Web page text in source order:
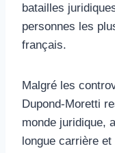
batailles
personnes les
français.
Malgré les
Dupond-Moretti
monde juridique,
longue carrière